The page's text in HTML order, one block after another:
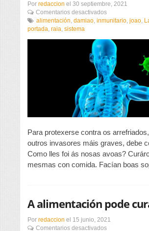
Por redaccion el 30 septiembre, 2021
Comentarios desactivadosen
A
o
sistema
inmunitario
alimentación, damiao, inmunitario, joao,
portada, raia, sistema
Para protexerse contra os
outros invasores máis graves, debe
Como lles foi ás nosas avoas?
mesmas con comida. Facían boas
A alimentación pode
Por redaccion el 15 junio, 2021
Comentarios desactivadosen